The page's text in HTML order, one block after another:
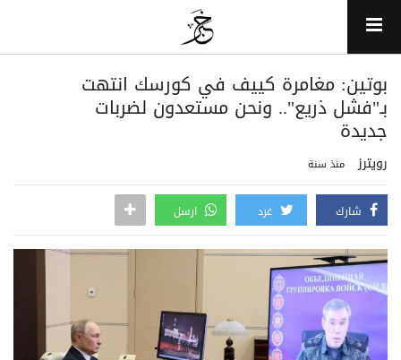
بوتين: مغامرة كييف في كورسك انتهت
بـ"فشل ذريع".. ونحن مستعدون لضربات
جديدة
رويترز منذ سنة
شارك غرد ارسل